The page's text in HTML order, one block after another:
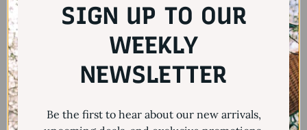
Martinique
$)
SIGN UP TO OUR
WEEKLY
NEWSLETTER
Be the first to hear about our new arrivals,